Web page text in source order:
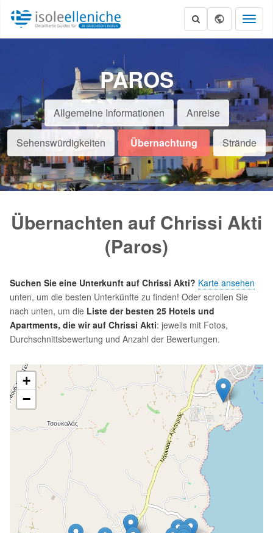
PAROS
Allgemeine Informationen Anreise
Sehenswürdigkeiten Übernachtung Strände
Übernachten auf Chrissi Akti
(Paros)
Suchen Sie eine Unterkunft auf Chrissi Akti? Karte ansehen
unten, um die besten Unterkünfte zu finden! Oder scrollen Sie
nach unten, um die Liste der besten 25 Hotels und
Apartments, die wir auf Chrissi Akti: jeweils mit Fotos,
Durchschnittsbewertung und Anzahl der Bewertungen.
+
−